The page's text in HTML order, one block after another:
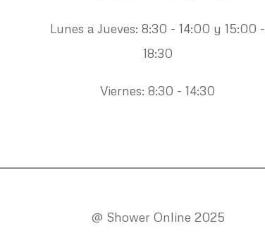
Lunes a Jueves: 8:30 - 14:00 y 15:00 -
18:30
Viernes: 8:30 - 14:30
@ Shower Online 2025